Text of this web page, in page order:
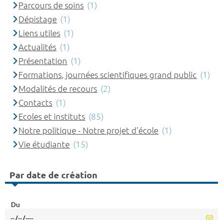
Parcours de soins (1)
Dépistage (1)
Liens utiles (1)
Actualités (1)
Présentation (1)
Formations, journées scientifiques grand public (1)
Modalités de recours (2)
Contacts (1)
Ecoles et instituts (85)
Notre politique - Notre projet d'école (1)
Vie étudiante (15)
Par date de création
Du